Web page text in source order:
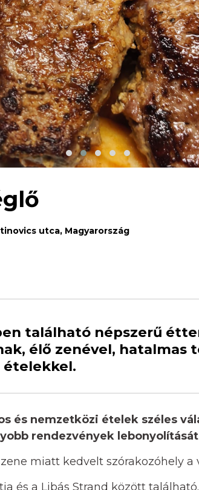
utca, Magyarország
található népszerű
élő zenével, hatalmas
és nemzetközi ételek széles
rendezvények
miatt kedvelt szórakozóhely a
és a Libás Strand között